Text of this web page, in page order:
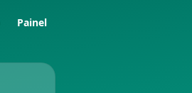
Painel